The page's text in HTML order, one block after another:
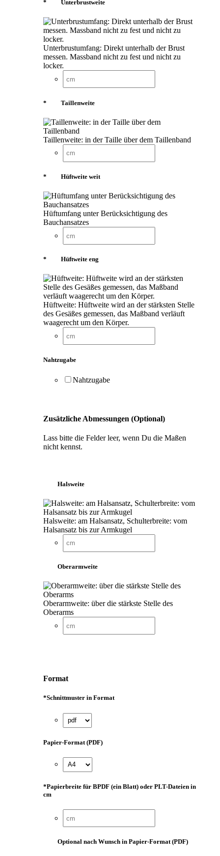
* Unterbrustweite
Unterbrustumfang: Direkt unterhalb der Brust
messen. Massband nicht zu fest und nicht zu
locker.
* Taillenweite
Taillenweite: in der Taille über dem Taillenband
* Hüftweite weit
Hüftumfang unter Berücksichtigung des
Bauchansatzes
* Hüftweite eng
Hüftweite: Hüftweite wird an der stärksten Stelle
des Gesäßes gemessen, das Maßband verläuft
waagerecht um den Körper.
Nahtzugabe
Nahtzugabe
Zusätzliche Abmessungen (Optional)
Lass bitte die Felder leer, wenn Du die Maßen
nicht kennst.
Halsweite
Halsweite: am Halsansatz, Schulterbreite: vom
Halsansatz bis zur Armkugel
Oberarmweite
Oberarmweite: über die stärkste Stelle des
Oberarms
Format
*Schnittmuster in Format
Papier-Format (PDF)
*Papierbreite für BPDF (ein Blatt) oder PLT-Dateien in
cm
Optional nach Wunsch in Papier-Format (PDF)